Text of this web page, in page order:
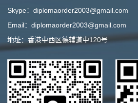
Skype：diplomaorder2003@gmail.com
Email：diplomaorder2003@gmail.com
地址：香港中西区德辅道中120号